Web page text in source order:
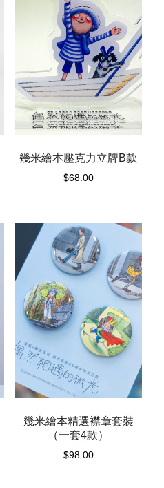
幾米繪本壓克力立牌B款
$68.00
幾米繪本精選襟章套裝
（一套4款）
$98.00